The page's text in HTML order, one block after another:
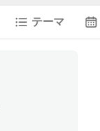
テーマ